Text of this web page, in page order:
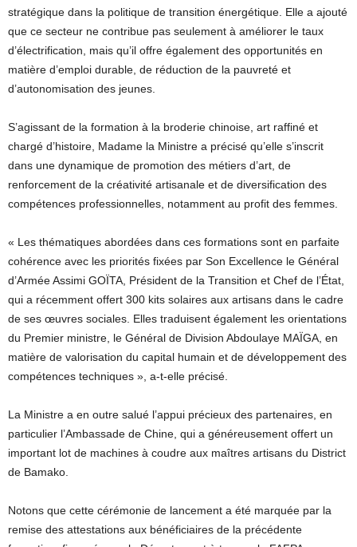
stratégique dans la politique de transition énergétique. Elle a ajouté
que ce secteur ne contribue pas seulement à améliorer le taux
d’électrification, mais qu’il offre également des opportunités en
matière d’emploi durable, de réduction de la pauvreté et
d’autonomisation des jeunes.
S’agissant de la formation à la broderie chinoise, art raffiné et
chargé d’histoire, Madame la Ministre a précisé qu’elle s’inscrit
dans une dynamique de promotion des métiers d’art, de
renforcement de la créativité artisanale et de diversification des
compétences professionnelles, notamment au profit des femmes.
« Les thématiques abordées dans ces formations sont en parfaite
cohérence avec les priorités fixées par Son Excellence le Général
d’Armée Assimi GOÏTA, Président de la Transition et Chef de l’État,
qui a récemment offert 300 kits solaires aux artisans dans le cadre
de ses œuvres sociales. Elles traduisent également les orientations
du Premier ministre, le Général de Division Abdoulaye MAÏGA, en
matière de valorisation du capital humain et de développement des
compétences techniques », a-t-elle précisé.
La Ministre a en outre salué l’appui précieux des partenaires, en
particulier l’Ambassade de Chine, qui a généreusement offert un
important lot de machines à coudre aux maîtres artisans du District
de Bamako.
Notons que cette cérémonie de lancement a été marquée par la
remise des attestations aux bénéficiaires de la précédente